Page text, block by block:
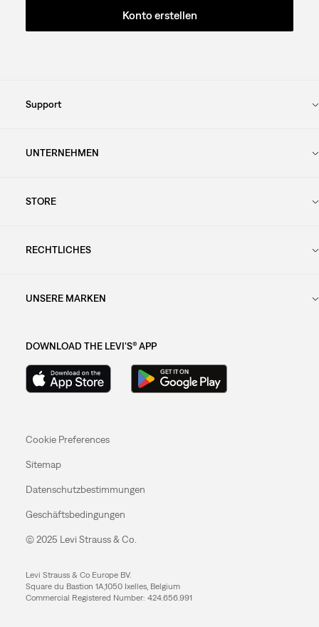
Konto erstellen
Support
UNTERNEHMEN
STORE
RECHTLICHES
UNSERE MARKEN
DOWNLOAD THE LEVI'S® APP
Cookie Preferences
Sitemap
Datenschutzbestimmungen
Geschäftsbedingungen
© 2025 Levi Strauss & Co.
Levi Strauss & Co Europe BV.
Square du Bastion 1A,1050 Ixelles, Belgium
Commercial Registered Number: 424.656.991